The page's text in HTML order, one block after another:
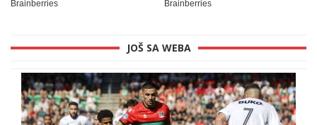
JOŠ SA WEBA